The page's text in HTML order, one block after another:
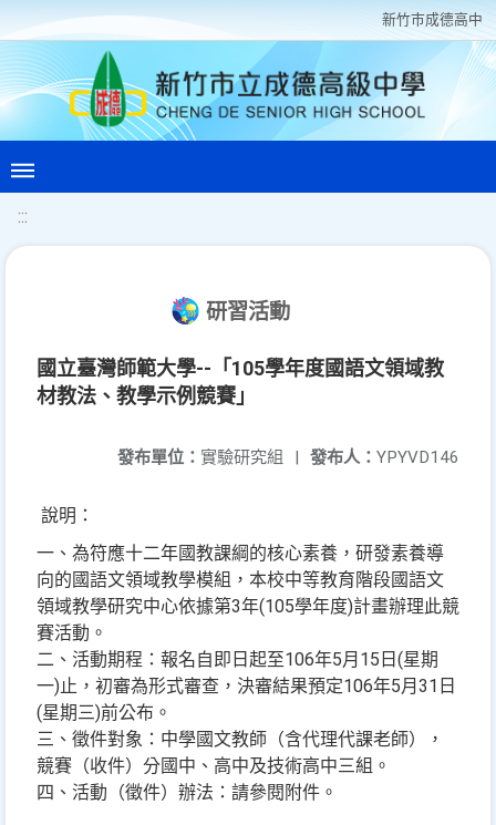
新竹巿成德高中
:::
研習活動
國立臺灣師範大學--「105學年度國語文領域教
材教法、教學示例競賽」
發布人： YPYVD146
發布單位： 實驗研究組 |
說明：
一、為符應十二年國教課綱的核心素養，研發素養導
向的國語文領域教學模組，本校中等教育階段國語文
領域教學研究中心依據第3年(105學年度)計畫辦理此競
賽活動。
二、活動期程：報名自即日起至106年5月15日(星期
一)止，初審為形式審查，決審結果預定106年5月31日
(星期三)前公布。
三、徵件對象：中學國文教師（含代理代課老師），
競賽（收件）分國中、高中及技術高中三組。
四、活動（徵件）辦法：請參閱附件。